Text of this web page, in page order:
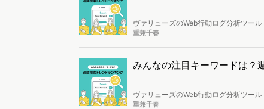
ヴァリューズのWeb行動ログ分析ツー
し、トレンドになっているキーワードを
重兼千春
みんなの注目キーワードは
ヴァリューズのWeb行動ログ分析ツ
<b>Dockpit（ドックピット）</a></b>」を
重兼千春